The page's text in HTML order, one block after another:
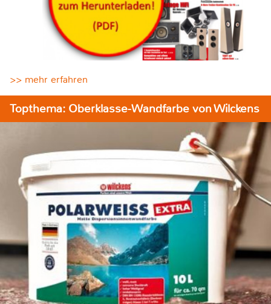
>> mehr erfahren
Topthema: Oberklasse-Wandfarbe von Wilckens